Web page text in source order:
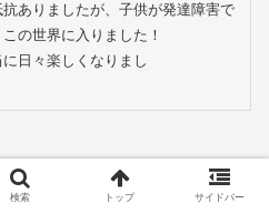
ありましたが、子供が発達障害で
の世界に入りました！
日々楽しくなりまし
検索 トップ サイドバー